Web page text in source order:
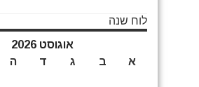
לוח שנה
אוגוסט 2026
א
ב ג ד ה